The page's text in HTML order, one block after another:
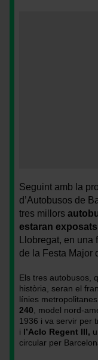
de
busos
clàssics
a
Sant
Martí
/Foto:
HERRERO
(TMB)
>Exposició
de
busos
clàssics
a
Sant
Martí
PEP
HERRERO
(TMB)
Seguint amb la
d’Autobusos de
tres millors
estaran
Llobregat, en
de la Festa Major
Els tres autobusos,
història, seran el
línies
240, model nord-
1936 i va servir per
i l’Aclo Regent III,
circular per